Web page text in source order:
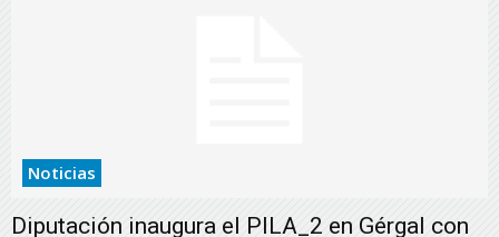
Noticias
Diputación inaugura el PILA_2 en Gérgal con